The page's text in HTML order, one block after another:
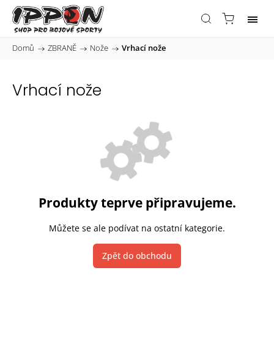
Domů / ZBRANĚ / Nože / Vrhací nože
Vrhací nože
Produkty teprve připravujeme.
Můžete se ale podívat na ostatní kategorie.
Zpět do obchodu